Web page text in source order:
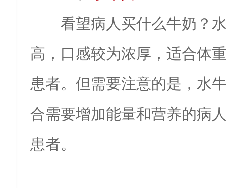
看望病人买什么牛奶？‌
高，口感较为浓厚，适合体
患者。但需要注意的是，水
合需要增加能量和营养的病
患者。